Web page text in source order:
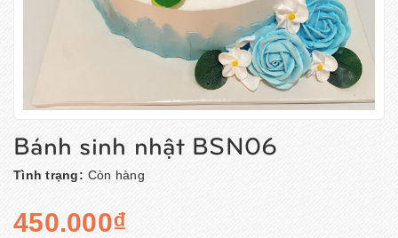
Bánh sinh nhật BSN06
Tình trạng: Còn hàng
450.000₫